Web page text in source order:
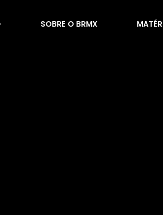
SOBRE O BRMX